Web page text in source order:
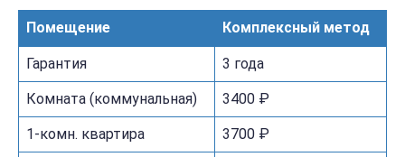
Помещение Комплексный метод
Гарантия 3 года
Комната (коммунальная) 3400 ₽
1-комн. квартира 3700 ₽